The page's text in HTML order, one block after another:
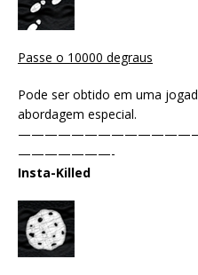
Passe o 10000 degraus
Pode ser obtido em uma
abordagem especial.
———————-
Insta-Killed